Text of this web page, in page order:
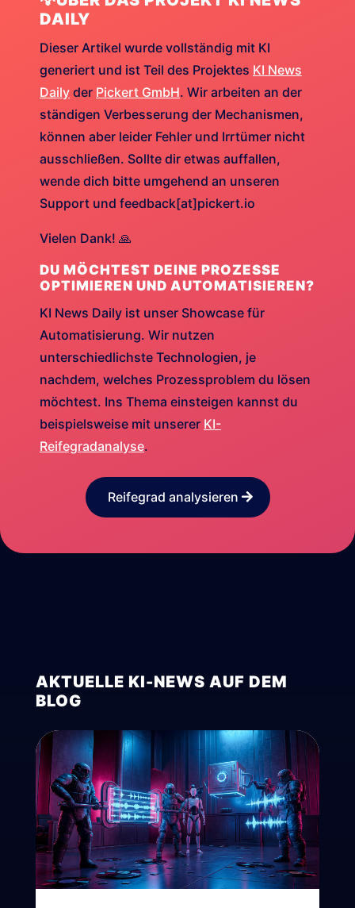
DAILY
Dieser Artikel wurde vollständig mit KI
generiert und ist Teil des Projektes KI News
Daily der Pickert GmbH. Wir arbeiten an der
ständigen Verbesserung der Mechanismen,
können aber leider Fehler und Irrtümer nicht
ausschließen. Sollte dir etwas auffallen,
wende dich bitte umgehend an unseren
Support und feedback[at]pickert.io
Vielen Dank! 🙏
DU MÖCHTEST DEINE PROZESSE
OPTIMIEREN UND AUTOMATISIEREN?
KI News Daily ist unser Showcase für
Automatisierung. Wir nutzen
unterschiedlichste Technologien, je
nachdem, welches Prozessproblem du lösen
möchtest. Ins Thema einsteigen kannst du
beispielsweise mit unserer KI-
Reifegradanalyse.
Reifegrad analysieren
AKTUELLE KI-NEWS AUF DEM
BLOG